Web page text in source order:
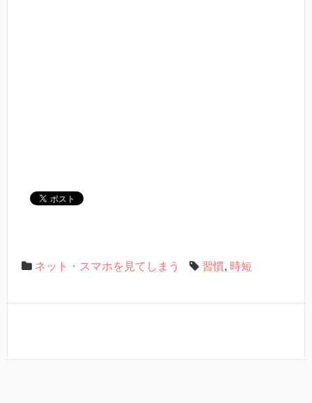
ネット・スマホを見てしまう 習慣, 時短